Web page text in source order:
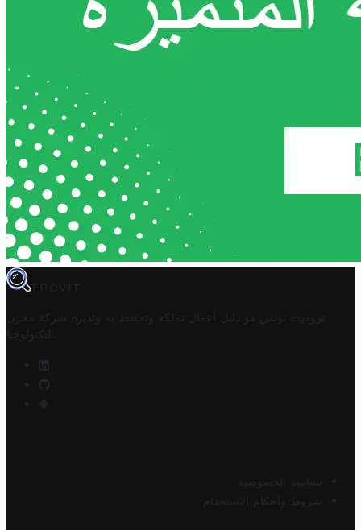
TROVIT
تروفيت تونس هو دليل أعمال تملكه وتحتفظ به وتديره
شركة مخزن
التكنولوجيا
سياسة الخصوصية
شروط وأحكام الاستخدام